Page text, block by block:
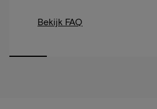
Bekijk FAQ